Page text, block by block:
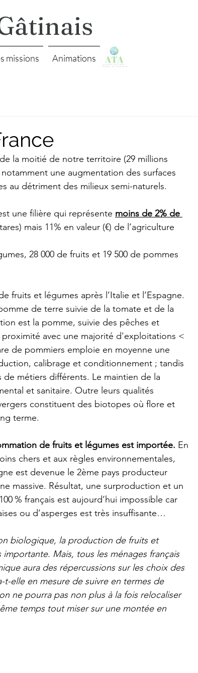
missions Animations
la moitié de notre territoire (29 millions
une augmentation des surfaces
au détriment des milieux semi-naturels.
une filière qui représente moins de 2% de
mais 11% en valeur (€) de l’agriculture
28 000 de fruits et 19 500 de pommes
fruits et légumes après l’Italie et l’Espagne.
de terre suivie de la tomate et de la
est la pomme, suivie des pêches et
avec une majorité d'exploitations <
de pommiers emploie en moyenne une
calibrage et conditionnement ; tandis
métiers différents. Le maintien de la
et sanitaire. Outre leurs qualités
constituent des biotopes où flore et
terme.
de fruits et légumes est importée. En
chers et aux règles environnementales,
est devenue le 2ème pays producteur
massive. Résultat, une surproduction et un
% français est aujourd’hui impossible car
ou d’asperges est très insuffisante…
biologique, la production de fruits et
Mais, tous les ménages français
aura des répercussions sur les choix des
t-elle en mesure de suivre en termes de
ne pourra pas non plus à la fois relocaliser
temps tout miser sur une montée en